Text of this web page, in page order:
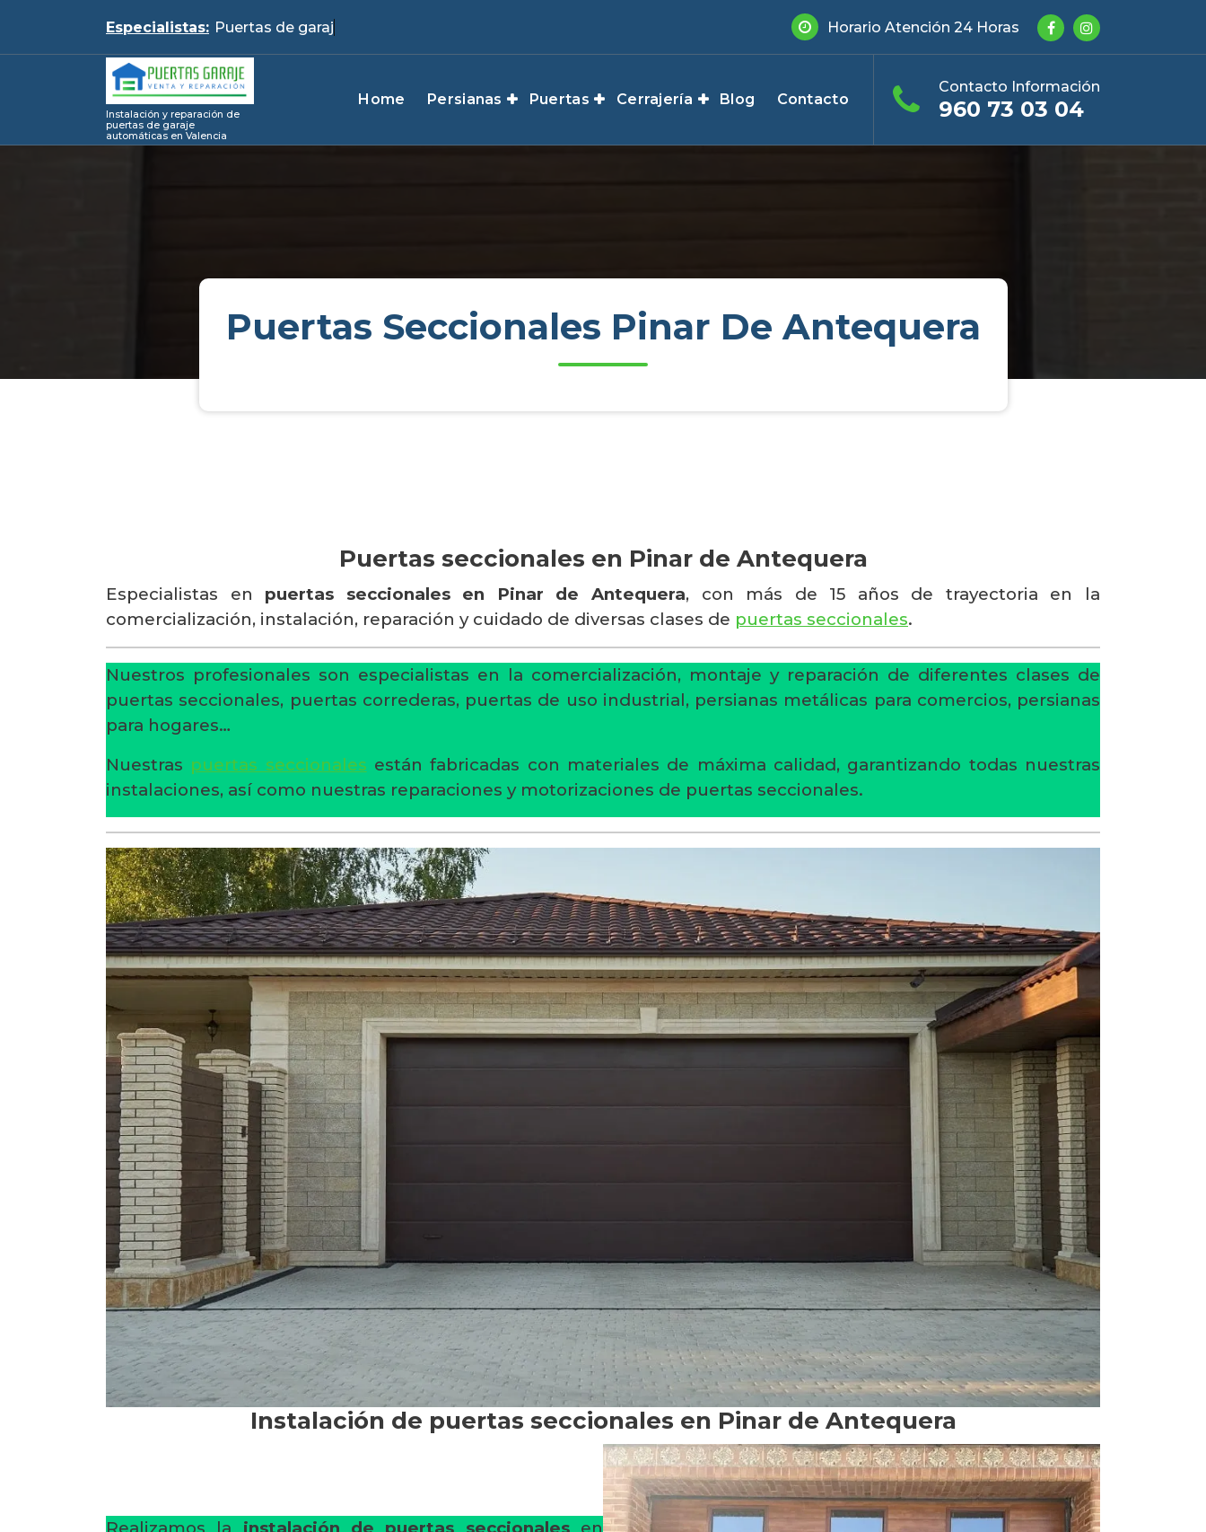
content
Especialistas: Puer Horario Atención 24 Horas
Instalación y reparación de
puertas de garaje
automáticas en Valencia
Home Persianas Puertas Cerrajería Blog Contacto
Contacto Información
960 73 03 04
Puertas Seccionales Pinar De Antequera
Puertas seccionales en Pinar de Antequera
Especialistas en puertas seccionales en Pinar de Antequera, con más de 15 años de trayectoria en la
comercialización, instalación, reparación y cuidado de diversas clases de puertas seccionales.
Nuestros profesionales son especialistas en la comercialización, montaje y reparación de diferentes clases de
puertas seccionales, puertas correderas, puertas de uso industrial, persianas metálicas para comercios, persianas
para hogares…
Nuestras puertas seccionales están fabricadas con materiales de máxima calidad, garantizando todas nuestras
instalaciones, así como nuestras reparaciones y motorizaciones de puertas seccionales.
Instalación de puertas seccionales en Pinar de Antequera